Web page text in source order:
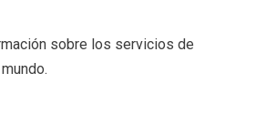
sobre los servicios de